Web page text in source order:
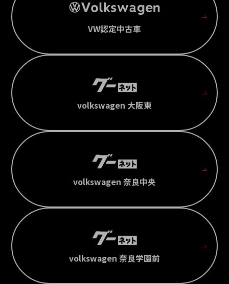
VW認定中古車
volkswagen 大阪東
volkswagen 奈良中央
volkswagen 奈良学園前